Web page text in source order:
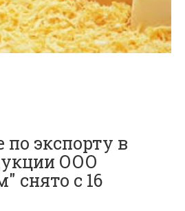
по экспорту в
ООО
снято с 16